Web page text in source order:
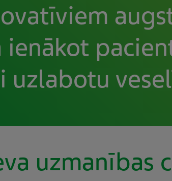
ienākot
uzlabotu
uzmanības